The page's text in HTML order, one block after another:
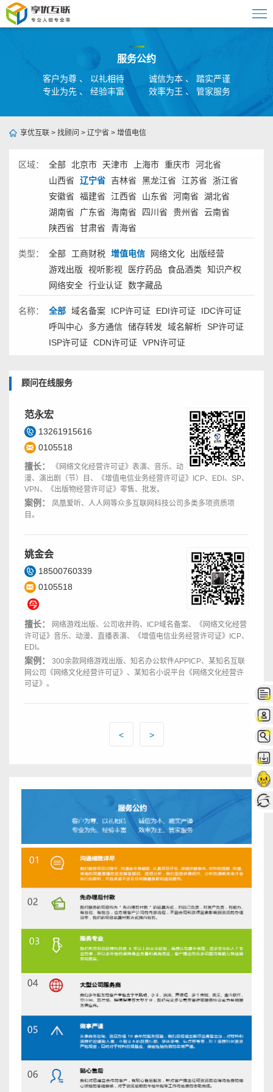
服务公约
客户为尊 、 以礼相待
诚信为本 、 踏实严谨
专业为先 、 经验丰富
效率为王 、 管家服务
享优互联 > 找顾问 > 辽宁省 > 增值电信
区域： 全部 北京市 天津市 上海市 重庆市 河北省
山西省
辽宁省 吉林省 黑龙江省 江苏省
浙江省
安徽省
福建省 江西省 山东省 河南省
湖北省
湖南省
广东省 海南省 四川省 贵州省
云南省
陕西省
甘肃省 青海省
类型： 全部 工商财税 增值电信 网络文化
出版经营
游戏出版
视听影视 医疗药品 食品酒类
知识产权
网络安全 行业认证 数字藏品
名称： 全部 域名备案 ICP许可证 EDI许可证
IDC许可证
呼叫中心
多方通信 储存转发 域名解析
SP许可证
ISP许可证 CDN许可证 VPN许可证
顾问在线服务
范永宏
13261915616
0105518
擅长：
《网络文化经营许可证》表演、音乐、动
漫、演出剧（节）目、《增值电信业务经营许可证》ICP、EDI、SP、
VPN、《出版物经营许可证》零售、批发。
案例：
凤凰爱听、人人网等众多互联网科技公司多类多项资质项
目。
姚金会
18500760339
0105518
擅长：
网络游戏出版、公司收并购、ICP域名备案、《网络文化经营
许可证》音乐、动漫、直播表演、《增值电信业务经营许可证》ICP、
EDI。
案例：
300余款网络游戏出版、知名办公软件APPICP、某知名互联
网公司《网络文化经营许可证》、某知名小说平台《网络文化经营许
可证》。
< >